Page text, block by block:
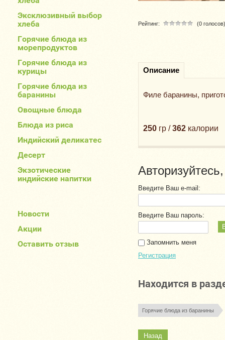
Рейтинг: (0 голосов)
Описание
Филе баранины,
250 гр /362 калории
Введите Ваш e-mail:
Введите Ваш пароль:
Запомнить меня
Регистрация
Находится в
Горячие блюда из баранины
Назад
Эксклюзивный выбор
хлеба
Горячие блюда из
морепродуктов
Горячие блюда из
курицы
Горячие блюда из
баранины
Овощные блюда
Блюда из риса
Индийский деликатес
Десерт
Экзотические
индийские напитки
Новости
Акции
Оставить отзыв